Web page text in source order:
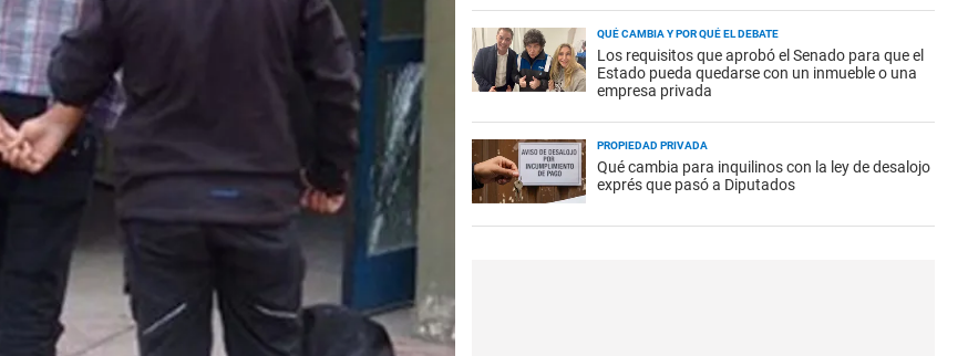
QUÉ CAMBIA Y POR QUÉ EL DEBATE
Los requisitos que aprobó el Senado para que el
Estado pueda quedarse con un inmueble o una
empresa privada
PROPIEDAD PRIVADA
Qué cambia para inquilinos con la ley de desalojo
exprés que pasó a Diputados